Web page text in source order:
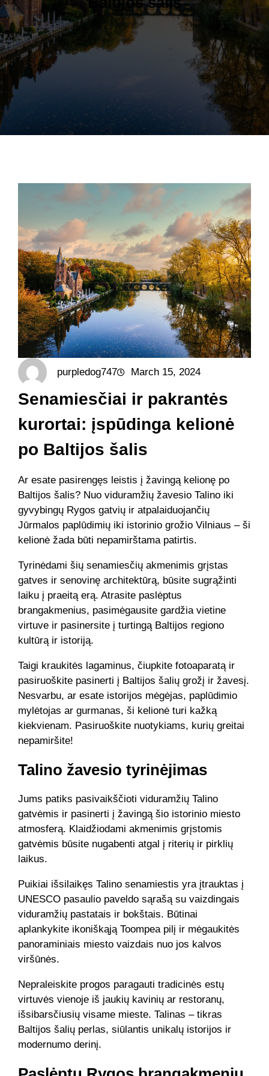
purpledog747 March 15, 2024
Senamiesčiai ir pakrantės
kurortai: įspūdinga kelionė
po Baltijos šalis
Ar esate pasirengęs leistis į žavingą kelionę po
Baltijos šalis? Nuo viduramžių žavesio Talino iki
gyvybingų Rygos gatvių ir atpalaiduojančių
Jūrmalos paplūdimių iki istorinio grožio Vilniaus – ši
kelionė žada būti nepamirštama patirtis.
Tyrinėdami šių senamiesčių akmenimis grįstas
gatves ir senovinę architektūrą, būsite sugrąžinti
laiku į praeitą erą. Atrasite paslėptus
brangakmenius, pasimėgausite gardžia vietine
virtuve ir pasinersite į turtingą Baltijos regiono
kultūrą ir istoriją.
Taigi kraukitės lagaminus, čiupkite fotoaparatą ir
pasiruoškite pasinerti į Baltijos šalių grožį ir žavesį.
Nesvarbu, ar esate istorijos mėgėjas, paplūdimio
mylėtojas ar gurmanas, ši kelionė turi kažką
kiekvienam. Pasiruoškite nuotykiams, kurių greitai
nepamiršite!
Talino žavesio tyrinėjimas
Jums patiks pasivaikščioti viduramžių Talino
gatvėmis ir pasinerti į žavingą šio istorinio miesto
atmosferą. Klaidžiodami akmenimis grįstomis
gatvėmis būsite nugabenti atgal į riterių ir pirklių
laikus.
Puikiai išsilaikęs Talino senamiestis yra įtrauktas į
UNESCO pasaulio paveldo sąrašą su vaizdingais
viduramžių pastatais ir bokštais. Būtinai
aplankykite ikoniškąją Toompea pilį ir mėgaukitės
panoraminiais miesto vaizdais nuo jos kalvos
viršūnės.
Nepraleiskite progos paragauti tradicinės estų
virtuvės vienoje iš jaukių kavinių ar restoranų,
išsibarsčiusių visame mieste. Talinas – tikras
Baltijos šalių perlas, siūlantis unikalų istorijos ir
modernumo derinį.